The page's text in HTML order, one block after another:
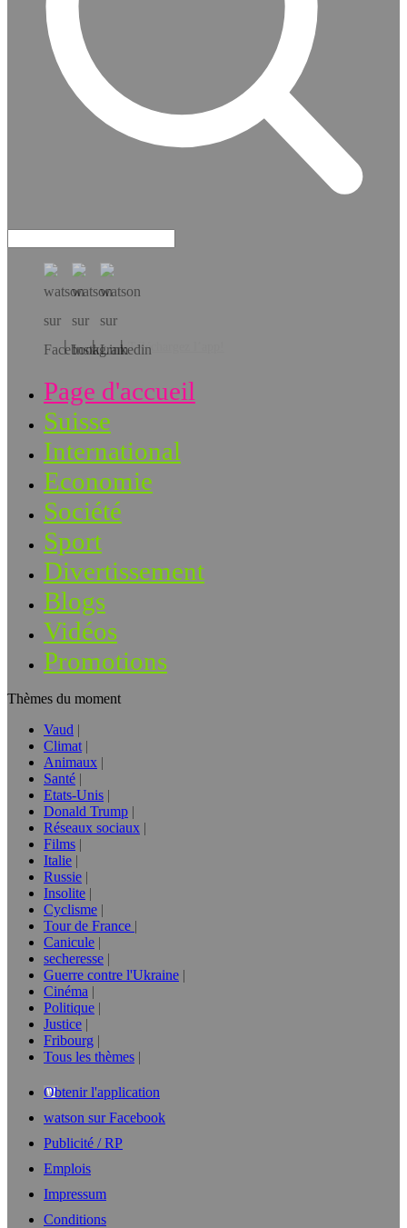
Téléchargez l’app!
Page d'accueil
Suisse
International
Economie
Société
Sport
Divertissement
Blogs
Vidéos
Promotions
Thèmes du moment
Vaud
Climat
Animaux
Santé
Etats-Unis
Donald Trump
Réseaux sociaux
Films
Italie
Russie
Insolite
Cyclisme
Tour de France
Canicule
secheresse
Guerre contre l'Ukraine
Cinéma
Politique
Justice
Fribourg
Tous les thèmes
Obtenir l'application
watson sur Facebook
Publicité / RP
Emplois
Impressum
Conditions